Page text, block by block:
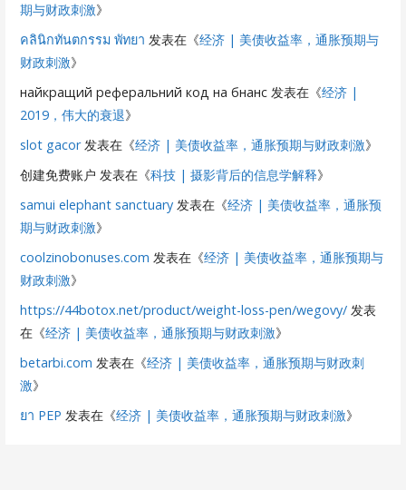
期与财政刺激》
คลินิกทันตกรรม พัทยา 发表在《经济 | 美债收益率，通胀预期与
财政刺激》
найкращий реферальний код на бнанс 发表在《经济 |
2019，伟大的衰退》
slot gacor发表在《经济 | 美债收益率，通胀预期与财政刺激》
创建免费账户 发表在《科技 | 摄影背后的信息学解释》
samui elephant sanctuary 发表在《经济 | 美债收益率，通胀预
期与财政刺激》
coolzinobonuses.com 发表在《经济 | 美债收益率，通胀预期与
财政刺激》
https://44botox.net/product/weight-loss-pen/wegovy/ 发表
在《经济 | 美债收益率，通胀预期与财政刺激》
betarbi.com 发表在《经济 | 美债收益率，通胀预期与财政刺
激》
ยา PEP 发表在《经济 | 美债收益率，通胀预期与财政刺激》